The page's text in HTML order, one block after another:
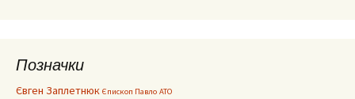
Позначки
Євген Заплетнюк Єпископ Павло АТО